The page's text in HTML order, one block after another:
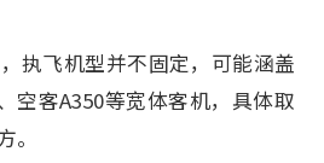
执飞机型并不固定，可能涵盖
空客A350等宽体客机，具体取